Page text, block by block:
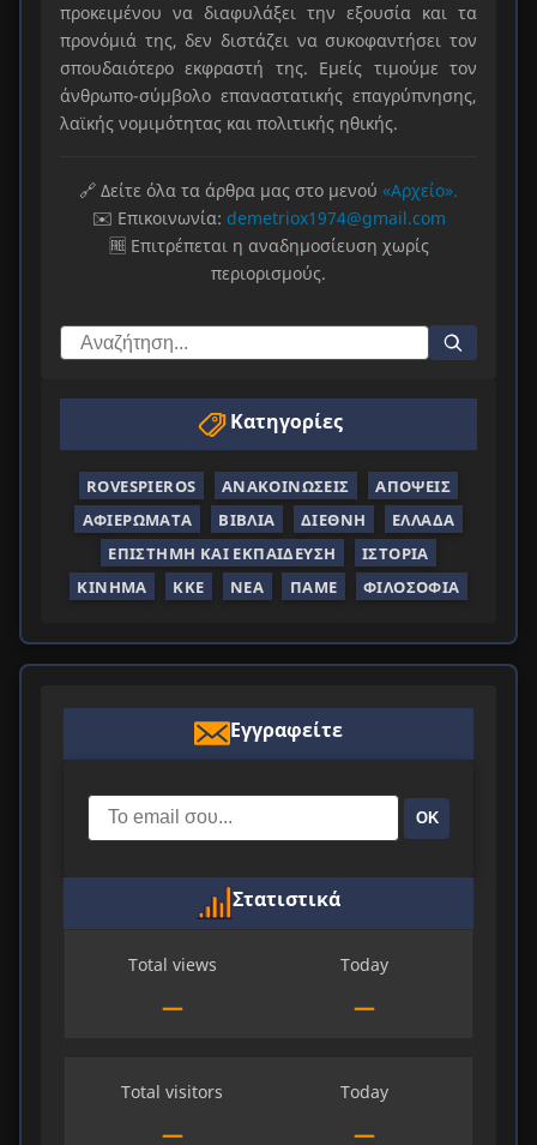
προκειμένου να διαφυλάξει την εξουσία και τα
προνόμιά της, δεν διστάζει να συκοφαντήσει τον
σπουδαιότερο εκφραστή της. Εμείς τιμούμε τον
άνθρωπο-σύμβολο επαναστατικής επαγρύπνησης,
λαϊκής νομιμότητας και πολιτικής ηθικής.
🔗 Δείτε όλα τα άρθρα μας στο μενού «Αρχείο».
✉️ Επικοινωνία: demetriox1974@gmail.com
🆓 Επιτρέπεται η αναδημοσίευση χωρίς
περιορισμούς.
Κατηγορίες
ROVESPIEROS ΑΝΑΚΟΙΝΏΣΕΙΣ
ΑΠΌΨΕΙΣ
ΑΦΙΕΡΏΜΑΤΑ
ΒΙΒΛΊΑ ΔΙΕΘΝΉ
ΕΛΛΆΔΑ
ΕΠΙΣΤΉΜΗ ΚΑΙ ΕΚΠΑΊΔΕΥΣΗ
ΙΣΤΟΡΊΑ
ΚΊΝΗΜΑ
ΚΚΕ ΝΈΑ ΠΑΜΕ ΦΙΛΟΣΟΦΊΑ
Εγγραφείτε
ΟΚ
Στατιστικά
Total views
—
Today
—
Total visitors
—
Today
—